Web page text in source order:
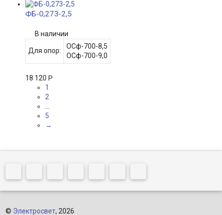
ФБ-0,273-2,5
В наличии
Для опор:
ОСф-700-8,5
ОСф-700-9,0
18 120 Р
1
2
5
→
© Электросвет, 2026